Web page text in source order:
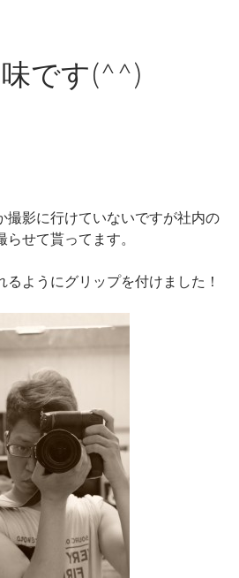
です(^^)
撮影に行けていないですが社内の
せて貰ってます。
るようにグリップを付けました！